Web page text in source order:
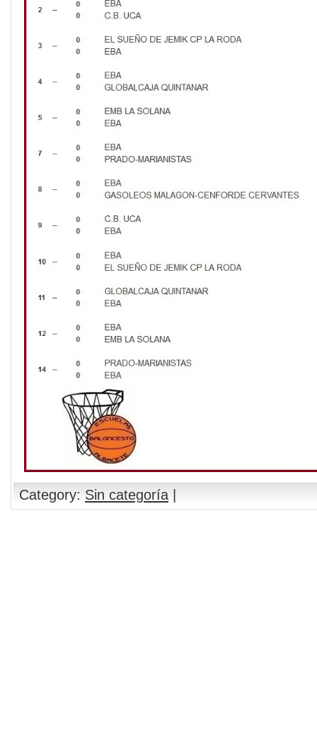
Category: Sin categoría